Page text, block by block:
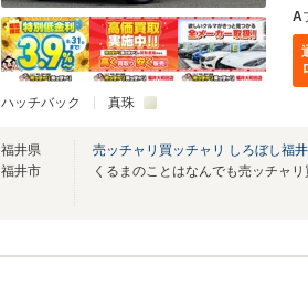
ハッチバック 真珠
A
福井県
福井市
売ッチャリ買ッチャリ しろぼし福